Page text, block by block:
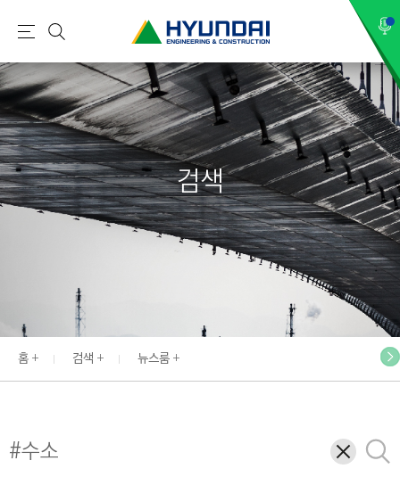
현
건
설
(
H
Y
U
N
E
N
메
뉴
검
색
검색
홈 검색 뉴스룸
삭
제
검
색